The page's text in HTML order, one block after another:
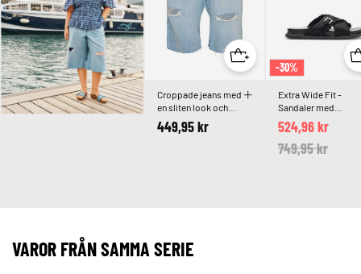
Croppade jeans med
en sliten look och
råa kanter
449,95 kr
-30%
Extra Wide Fit -
Sandaler med
korsade remmar
volangkanter
Price reduced
749,95 krto
524,96 kr
VAROR FRÅN SAMMA SERIE